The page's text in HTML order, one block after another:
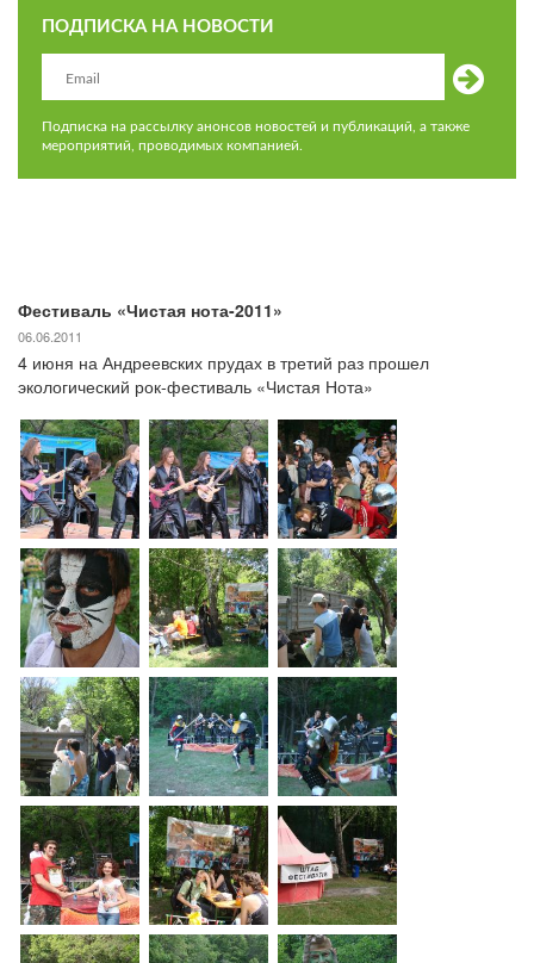
ПОДПИСКА НА НОВОСТИ
Подписка на рассылку анонсов новостей и публикаций, а также
мероприятий, проводимых компанией.
Фестиваль «Чистая нота-2011»
06.06.2011
4 июня на Андреевских прудах в третий раз прошел
экологический рок-фестиваль «Чистая Нота»